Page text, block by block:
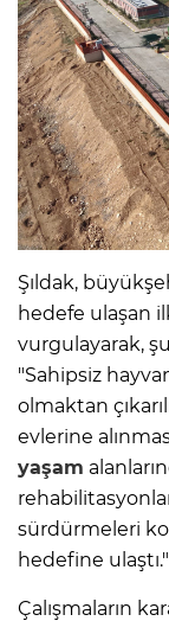
Şıldak,
hedefe ulaşan
vurgulayarak,
"Sahipsiz
olmaktan
evlerine
yaşam
sürdürmeleri
hedefine ulaştı."
Çalışmaların